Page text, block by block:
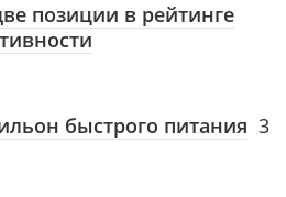
позиции в рейтинге
быстрого питания 3